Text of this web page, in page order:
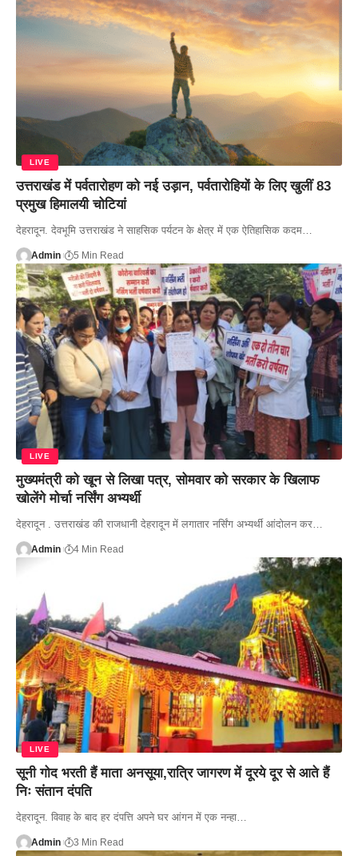
LIVE
उत्तराखंड में पर्वतारोहण को नई उड़ान, पर्वतारोहियों के लिए खुलीं 83
प्रमुख हिमालयी चोटियां
देहरादून. देवभूमि उत्तराखंड ने साहसिक पर्यटन के क्षेत्र में एक ऐतिहासिक कदम…
Admin 5 Min Read
LIVE
मुख्यमंत्री को खून से लिखा पत्र, सोमवार को सरकार के खिलाफ
खोलेंगे मोर्चा नर्सिंग अभ्यर्थी
देहरादून . उत्तराखंड की राजधानी देहरादून में लगातार नर्सिंग अभ्यर्थी आंदोलन कर…
Admin 4 Min Read
LIVE
सूनी गोद भरती हैं माता अनसूया,रात्रि जागरण में दूरये दूर से आते हैं
निः संतान दंपति
देहरादून. विवाह के बाद हर दंपत्ति अपने घर आंगन में एक नन्हा…
Admin 3 Min Read